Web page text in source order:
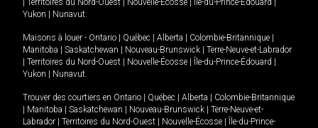
Territoires du Nord-Ouest Nouvelle-Écosse Île-du-Prince-Édouard
Yukon
Nunavut.
Maisons à louer - Ontario Québec Alberta Colombie-Britannique
Manitoba
Saskatchewan Nouveau-Brunswick
Terre-Neuve-et-Labrador
Territoires du Nord-Ouest Nouvelle-Écosse Île-du-Prince-Édouard
Yukon
Nunavut.
Trouver des courtiers en Ontario Québec Alberta
Colombie-Britannique
Manitoba Saskatchewan Nouveau-Brunswick
Terre-Neuve-et-
Labrador
Territoires du Nord-Ouest Nouvelle-Écosse
Île-du-Prince-